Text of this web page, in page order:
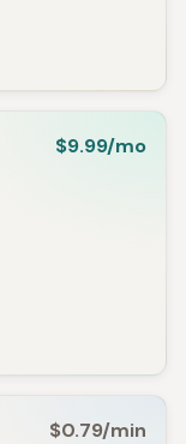
$9.99/mo
$0.79/min